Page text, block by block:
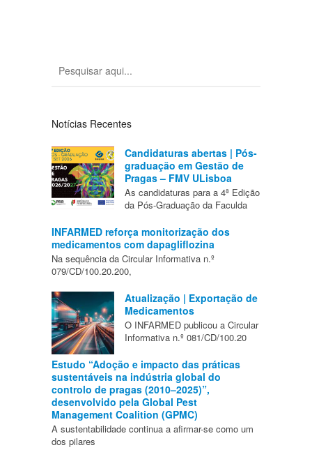
Notícias Recentes
Candidaturas abertas | Pós-
graduação em Gestão de
Pragas – FMV ULisboa
As candidaturas para a 4ª Edição
da Pós-Graduação da Faculda
INFARMED reforça monitorização dos
medicamentos com dapagliflozina
Na sequência da Circular Informativa n.º
079/CD/100.20.200,
Atualização | Exportação de
Medicamentos
O INFARMED publicou a Circular
Informativa n.º 081/CD/100.20
Estudo “Adoção e impacto das práticas
sustentáveis na indústria global do
controlo de pragas (2010–2025)”,
desenvolvido pela Global Pest
Management Coalition (GPMC)
A sustentabilidade continua a afirmar-se como um
dos pilares